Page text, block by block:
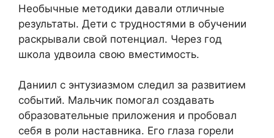
Необычные методики давали отличные
результаты. Дети с трудностями в обучении
раскрывали свой потенциал. Через год
школа удвоила свою вместимость.
Даниил с энтузиазмом следил за развитием
событий. Мальчик помогал создавать
образовательные приложения и пробовал
себя в роли наставника. Его глаза горели